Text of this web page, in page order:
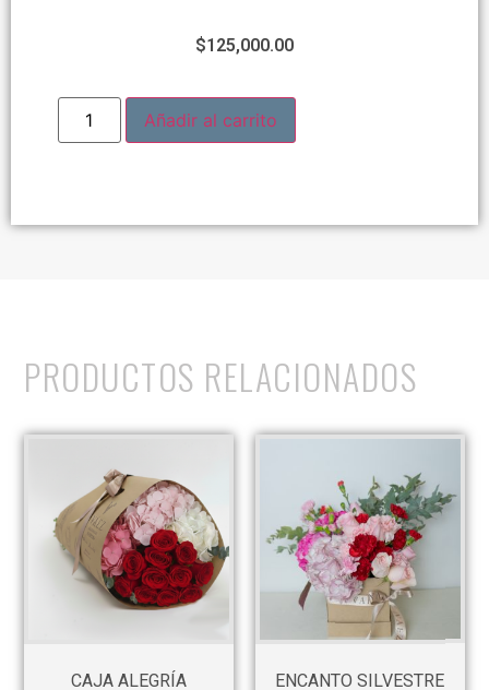
$125,000.00
Añadir al carrito
PRODUCTOS RELACIONADOS
CAJA ALEGRÍA ENCANTO SILVESTRE